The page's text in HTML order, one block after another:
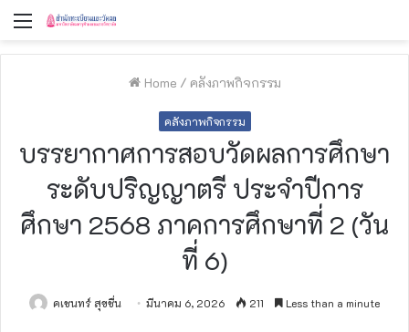
Menu
Home / คลังภาพกิจกรรม
คลังภาพกิจกรรม
บรรยากาศการสอบวัดผลการศึกษา
ระดับปริญญาตรี ประจำปีการ
ศึกษา 2568 ภาคการศึกษาที่ 2 (วัน
ที่ 6)
คเชนทร์ สุขชื่น มีนาคม 6, 2026 211 Less than a minute